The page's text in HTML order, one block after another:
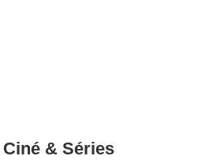
& Séries